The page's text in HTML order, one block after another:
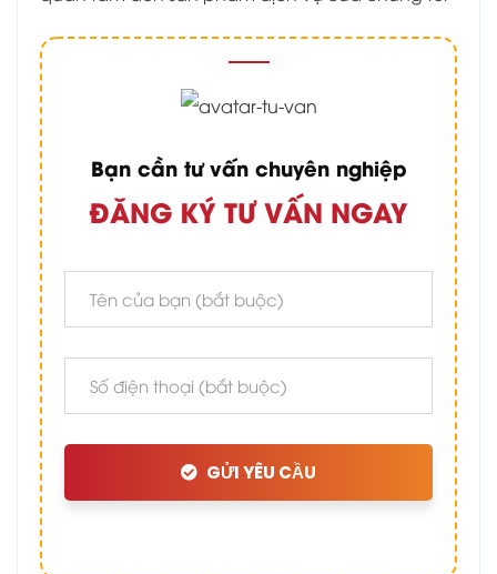
Bạn cần tư vấn chuyên nghiệp
ĐĂNG KÝ TƯ VẤN NGAY
GỬI YÊU CẦU